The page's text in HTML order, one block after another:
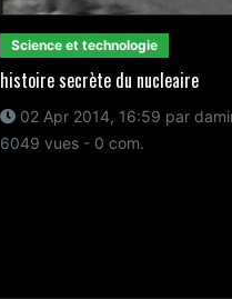
Science et technologie
histoire secrète du nucleaire
02 Apr 2014, 16:59 par
6049 vues - 0 com.